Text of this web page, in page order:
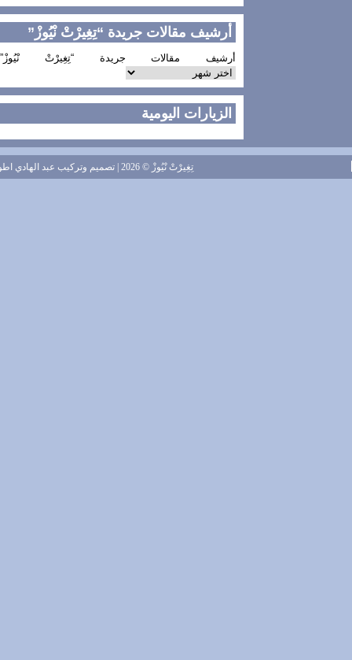
أرشيف مقالات جريدة “تِغِيرْتْ نْيُوزْ”
أرشيف مقالات جريدة “تِغِيرْتْ نْيُوزْ”
الزيارات اليومية
تِغِيرْتْ نْيُوزْ© 2026 | تصميم وتركيب عبد الهادي اطويل